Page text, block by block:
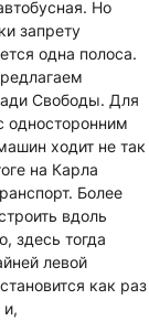
Но
запрету
одна полоса.
Свободы. Для
односторонним
ходит не так
на Карла
Более
вдоль
здесь тогда
левой
как раз
и,